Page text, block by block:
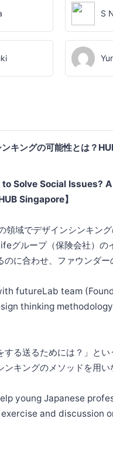
S
キングの可能性とは？
Solve Social Issues?
Singapore】
域でデザインシンキン
グループ（保険会社）の
に合わせ、ファウンダ
futureLab team
thinking
る送るためには？」とい
キングのメソッドを用
young Japanese
and discussion